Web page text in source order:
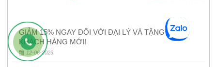
GIẢM 15% NGAY ĐỐI VỚI ĐẠI LÝ VÀ TẶNG QUÀ
KHÁCH HÀNG MỚI!
12-06-2023